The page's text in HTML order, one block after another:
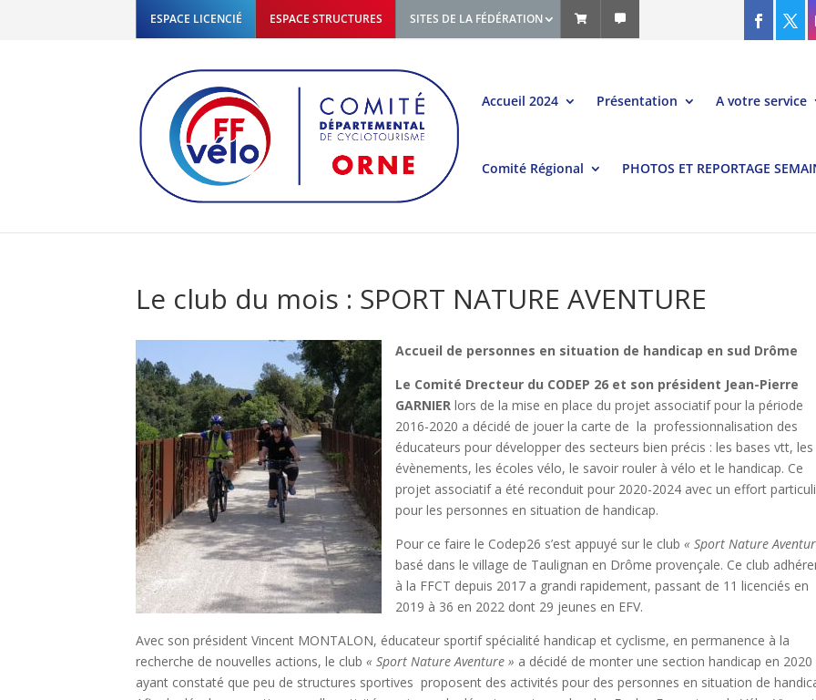
ESPACE LICENCIÉ ESPACE STRUCTURES SITES DE LA FÉDÉRATION
Accueil 2024 Présentation A votre service
Comité Régional PHOTOS ET REPORTAGE
Le club du mois : SPORT NATURE AVENTURE
Accueil de personnes en situation de handicap en sud Drôme
Le Comité Drecteur du CODEP 26 et son président Jean-Pierre
GARNIER lors de la mise en place du projet associatif pour la période
2016-2020 a décidé de jouer la carte de la professionnalisation des
éducateurs pour développer des secteurs bien précis : les bases vtt, les
évènements, les écoles vélo, le savoir rouler à vélo et le handicap. Ce
projet associatif a été reconduit pour 2020-2024 avec un effort
pour les personnes en situation de handicap.
Pour ce faire le Codep26 s’est appuyé sur le club« Sport Nature
basé dans le village de Taulignan en Drôme provençale. Ce club
à la FFCT depuis 2017 a grandi rapidement, passant de 11 licenciés en
2019 à 36 en 2022 dont 29 jeunes en EFV.
Avec son président Vincent MONTALON, éducateur sportif spécialité handicap et cyclisme, en permanence à la
recherche de nouvelles actions, le club« Sport Nature Aventure » a décidé de monter une section handicap en 2020
ayant constaté que peu de structures sportives proposent des activités pour des personnes en situation de